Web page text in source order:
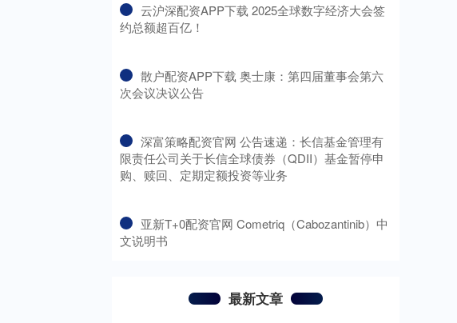
​云沪深配资APP下载 2025全球数字经济大会签
约总额超百亿！
​散户配资APP下载 奥士康：第四届董事会第六
次会议决议公告
​深富策略配资官网 公告速递：长信基金管理有
限责任公司关于长信全球债券（QDII）基金暂停申
购、赎回、定期定额投资等业务
​亚新T+0配资官网 Cometriq（Cabozantinib）中
文说明书
最新文章